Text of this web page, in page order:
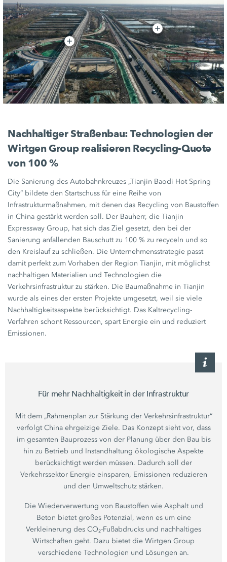
Nachhaltiger Straßenbau: Technologien der
Wirtgen Grouprealisieren Recycling-Quote
von 100 %
Die Sanierung des Autobahnkreuzes „Tianjin Baodi Hot Spring
City“ bildete den Startschuss für eine Reihe von
Infrastrukturmaßnahmen, mit denen das Recycling von Baustoffen
in China gestärkt werden soll. Der Bauherr, die Tianjin
Expressway Group, hat sich das Ziel gesetzt, den bei der
Sanierung anfallenden Bauschutt zu 100 % zu recyceln und so
den Kreislauf zu schließen. Die Unternehmensstrategie passt
damit perfekt zum Vorhaben der Region Tianjin, mit möglichst
nachhaltigen Materialien und Technologien die
Verkehrsinfrastruktur zu stärken. Die Baumaßnahme in Tianjin
wurde als eines der ersten Projekte umgesetzt, weil sie viele
Nachhaltigkeitsaspekte berücksichtigt. Das Kaltrecycling-
Verfahren schont Ressourcen, spart Energie ein und reduziert
Emissionen.
Für mehr Nachhaltigkeit in der Infrastruktur
Mit dem „Rahmenplan zur Stärkung der Verkehrsinfrastruktur“
verfolgt China ehrgeizige Ziele. Das Konzept sieht vor, dass
im gesamten Bauprozess von der Planung über den Bau bis
hin zu Betrieb und Instandhaltung ökologische Aspekte
berücksichtigt werden müssen. Dadurch soll der
Verkehrssektor Energie einsparen, Emissionen reduzieren
und den Umweltschutz stärken.
Die Wiederverwertung von Baustoffen wie Asphalt und
Beton bietet großes Potenzial, wenn es um eine
Verkleinerung des CO₂-Fußabdrucks und nachhaltiges
Wirtschaften geht. Dazu bietet die Wirtgen Group
verschiedene Technologien und Lösungen an.